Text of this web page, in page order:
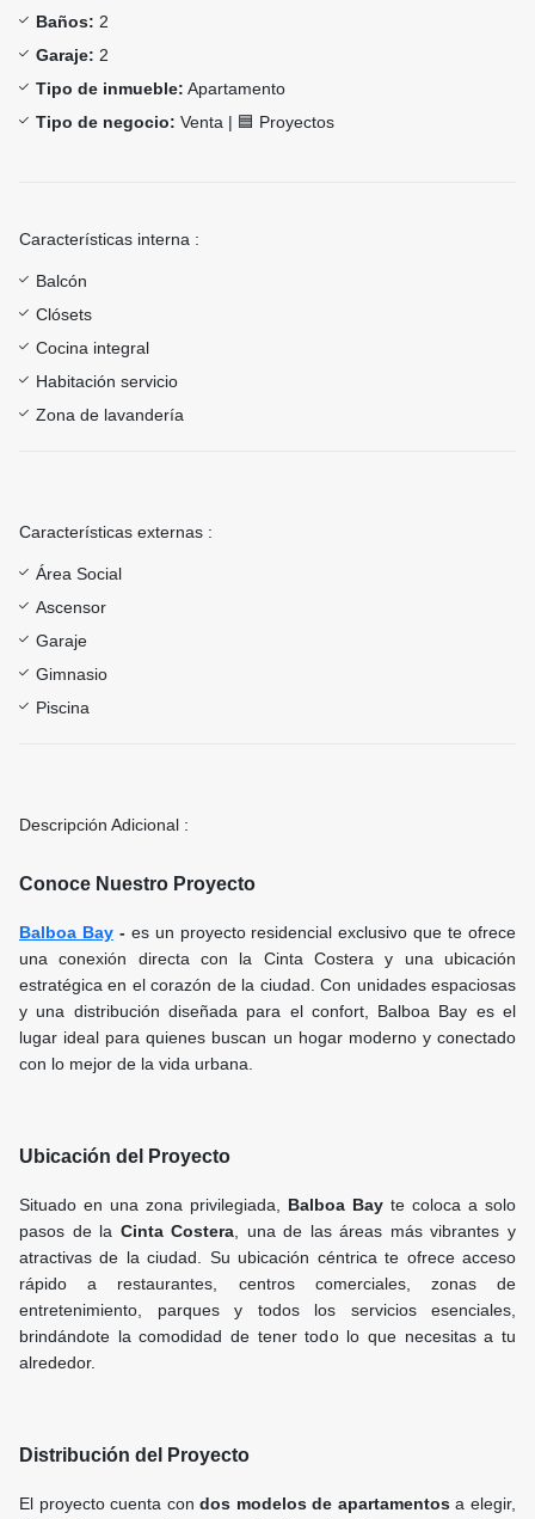
Baños: 2
Garaje: 2
Tipo de inmueble: Apartamento
Tipo de negocio: Venta | 🟦 Proyectos
Características interna :
Balcón
Clósets
Cocina integral
Habitación servicio
Zona de lavandería
Características externas :
Área Social
Ascensor
Garaje
Gimnasio
Piscina
Descripción Adicional :
Conoce Nuestro Proyecto
Balboa Bay-es un proyecto residencial exclusivo que te ofrece
una conexión directa con la Cinta Costera y una ubicación
estratégica en el corazón de la ciudad. Con unidades espaciosas
y una distribución diseñada para el confort, Balboa Bay es el
lugar ideal para quienes buscan un hogar moderno y conectado
con lo mejor de la vida urbana.
Ubicación del Proyecto
Situado en una zona privilegiada, Balboa Bay te coloca a solo
pasos de la Cinta Costera , una de las áreas más vibrantes y
atractivas de la ciudad. Su ubicación céntrica te ofrece acceso
rápido a restaurantes, centros comerciales, zonas de
entretenimiento, parques y todos los servicios esenciales,
brindándote la comodidad de tener todo lo que necesitas a tu
alrededor.
Distribución del Proyecto
El proyecto cuenta condos modelos de apartamentosa elegir,